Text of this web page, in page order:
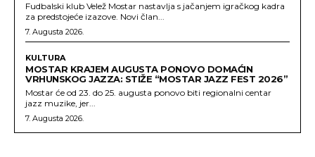
Fudbalski klub Velež Mostar nastavlja s jačanjem igračkog kadra
za predstojeće izazove. Novi član...
7. Augusta 2026.
KULTURA
MOSTAR KRAJEM AUGUSTA PONOVO DOMAĆIN
VRHUNSKOG JAZZA: STIŽE “MOSTAR JAZZ FEST 2026”
Mostar će od 23. do 25. augusta ponovo biti regionalni centar
jazz muzike, jer...
7. Augusta 2026.